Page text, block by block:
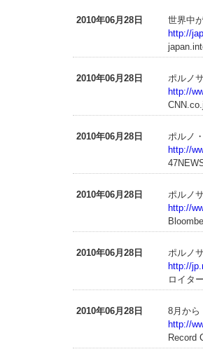
2010年06月28日
世界中
http://
2010年06月28日
ポルノ
http://
2010年06月28日
ポルノ
http://
2010年06月28日
ポルノ
http://
2010年06月28日
ポルノ
http://
ロイタ
2010年06月28日
8月か
http://
Record